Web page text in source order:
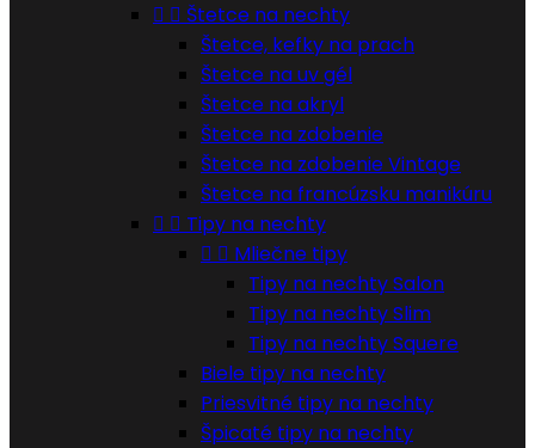
  Štetce na nechty
Štetce, kefky na prach
Štetce na uv gél
Štetce na akryl
Štetce na zdobenie
Štetce na zdobenie Vintage
Štetce na francúzsku manikúru
  Tipy na nechty
  Mliečne tipy
Tipy na nechty Salon
Tipy na nechty Slim
Tipy na nechty Squere
Biele tipy na nechty
Priesvitné tipy na nechty
Špicaté tipy na nechty